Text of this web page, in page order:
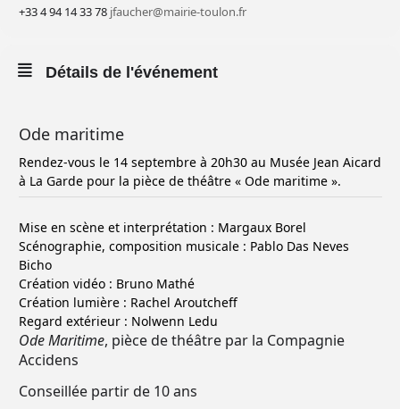
+33 4 94 14 33 78 jfaucher@mairie-toulon.fr
Détails de l'événement
Ode maritime
Rendez-vous le 14 septembre à 20h30 au Musée Jean Aicard
à La Garde pour la pièce de théâtre « Ode maritime ».
Mise en scène et interprétation : Margaux Borel
Scénographie, composition musicale : Pablo Das Neves
Bicho
Création vidéo : Bruno Mathé
Création lumière : Rachel Aroutcheff
Regard extérieur : Nolwenn Ledu
Ode Maritime, pièce de théâtre par la Compagnie
Accidens
Conseillée partir de 10 ans